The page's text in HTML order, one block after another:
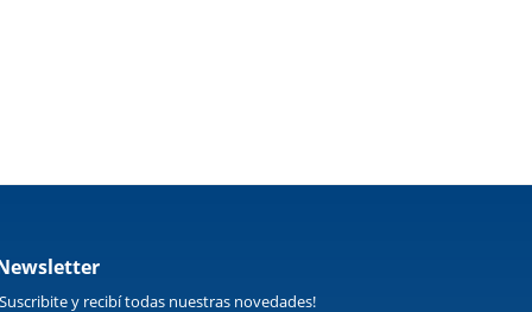
y recibí todas nuestras novedades!